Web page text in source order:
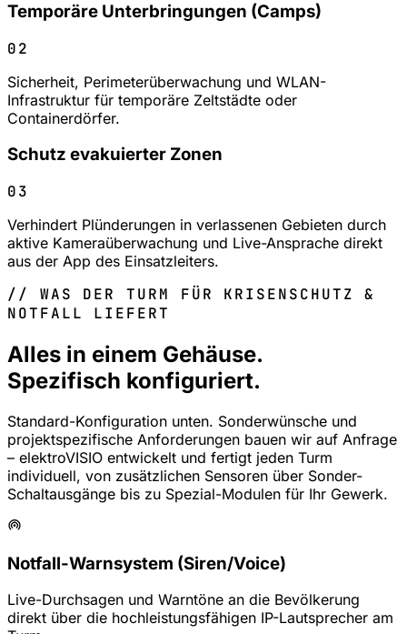
Temporäre Unterbringungen (Camps)
02
Sicherheit, Perimeterüberwachung und WLAN-
Infrastruktur für temporäre Zeltstädte oder
Containerdörfer.
Schutz evakuierter Zonen
03
Verhindert Plünderungen in verlassenen Gebieten durch
aktive Kameraüberwachung und Live-Ansprache direkt
aus der App des Einsatzleiters.
// WAS DER TURM FÜR KRISENSCHUTZ &
NOTFALL LIEFERT
Alles in einem Gehäuse.
Spezifisch konfiguriert.
Standard-Konfiguration unten. Sonderwünsche und
projektspezifische Anforderungen bauen wir auf Anfrage
– elektroVISIO entwickelt und fertigt jeden Turm
individuell, von zusätzlichen Sensoren über Sonder-
Schaltausgänge bis zu Spezial-Modulen für Ihr Gewerk.
Notfall-Warnsystem (Siren/Voice)
Live-Durchsagen und Warntöne an die Bevölkerung
direkt über die hochleistungsfähigen IP-Lautsprecher am